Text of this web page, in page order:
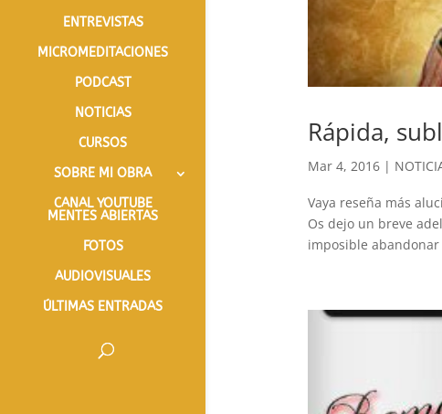
ENTREVISTAS
MICROMEDITACIONES
PODCAST
NOTICIAS
CURSOS
SOBRE MI OBRA
CANAL YOUTUBE
MENTES ABIERTAS
FOTOS
AUDIOVISUALES
ÚLTIMAS ENTRADAS
Rápida,
Mar 4, 2016|
Vaya reseña más
Os dejo un breve
imposible abandonar